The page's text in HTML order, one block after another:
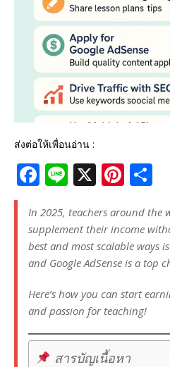
ส่งต่อให้เพื่อนอ่าน :
F
c
e
b
o
o
k
Li
e
X Pi
te
r
e
st
e
In 2025, teachers around the
supplement their income
best and most scalable ways
and Google AdSense is a top
Here’s how you can start
and passion for teaching!
สารบัญเนื้อหา